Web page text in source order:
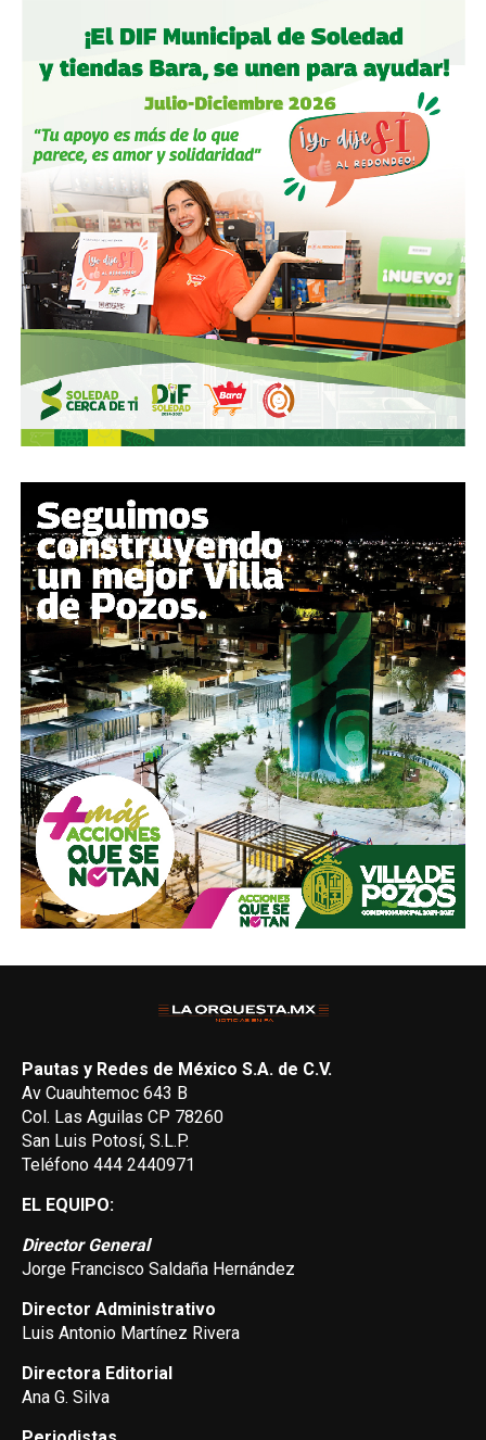
Pautas y Redes de México S.A. de C.V.
Av Cuauhtemoc 643 B
Col. Las Aguilas CP 78260
San Luis Potosí, S.L.P.
Teléfono 444 2440971
EL EQUIPO:
Director General
Jorge Francisco Saldaña Hernández
Director Administrativo
Luis Antonio Martínez Rivera
Directora Editorial
Ana G. Silva